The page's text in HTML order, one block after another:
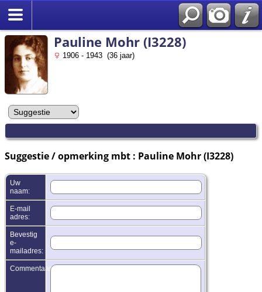
Zoek
Pauline Mohr (I3228)
1906 - 1943 (36 jaar)
Suggestie / opmerking mbt : Pauline Mohr (I3228)
Uw
naam:
E-mail
adres:
Bevestig
e-
mailadres:
Commentaar: